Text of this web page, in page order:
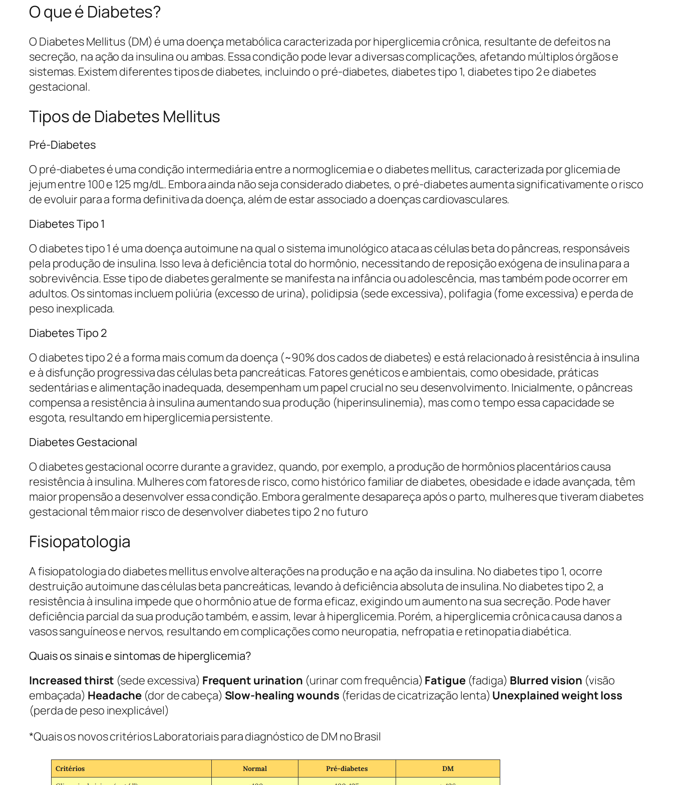
O que é Diabetes?
O Diabetes Mellitus (DM) é uma doença metabólica caracterizada por hiperglicemia crônica, resultante de defeitos na
secreção, na ação da insulina ou ambas. Essa condição pode levar a diversas complicações, afetando múltiplos órgãos e
sistemas. Existem diferentes tipos de diabetes, incluindo o pré-diabetes, diabetes tipo 1, diabetes tipo 2 e diabetes
gestacional.
Tipos de Diabetes Mellitus
Pré-Diabetes
O pré-diabetes é uma condição intermediária entre a normoglicemia e o diabetes mellitus, caracterizada por glicemia de
jejum entre 100 e 125 mg/dL. Embora ainda não seja considerado diabetes, o pré-diabetes aumenta significativamente o risco
de evoluir para a forma definitiva da doença, além de estar associado a doenças cardiovasculares.
Diabetes Tipo 1
O diabetes tipo 1 é uma doença autoimune na qual o sistema imunológico ataca as células beta do pâncreas, responsáveis
pela produção de insulina. Isso leva à deficiência total do hormônio, necessitando de reposição exógena de insulina para a
sobrevivência. Esse tipo de diabetes geralmente se manifesta na infância ou adolescência, mas também pode ocorrer em
adultos. Os sintomas incluem poliúria (excesso de urina), polidipsia (sede excessiva), polifagia (fome excessiva) e perda de
peso inexplicada.
Diabetes Tipo 2
O diabetes tipo 2 é a forma mais comum da doença (~90% dos cados de diabetes) e está relacionado à resistência à insulina
e à disfunção progressiva das células beta pancreáticas. Fatores genéticos e ambientais, como obesidade, práticas
sedentárias e alimentação inadequada, desempenham um papel crucial no seu desenvolvimento. Inicialmente, o pâncreas
compensa a resistência à insulina aumentando sua produção (hiperinsulinemia), mas com o tempo essa capacidade se
esgota, resultando em hiperglicemia persistente.
Diabetes Gestacional
O diabetes gestacional ocorre durante a gravidez, quando, por exemplo, a produção de hormônios placentários causa
resistência à insulina. Mulheres com fatores de risco, como histórico familiar de diabetes, obesidade e idade avançada, têm
maior propensão a desenvolver essa condição. Embora geralmente desapareça após o parto, mulheres que tiveram diabetes
gestacional têm maior risco de desenvolver diabetes tipo 2 no futuro
Fisiopatologia
A fisiopatologia do diabetes mellitus envolve alterações na produção e na ação da insulina. No diabetes tipo 1, ocorre
destruição autoimune das células beta pancreáticas, levando à deficiência absoluta de insulina. No diabetes tipo 2, a
resistência à insulina impede que o hormônio atue de forma eficaz, exigindo um aumento na sua secreção. Pode haver
deficiência parcial da sua produção também, e assim, levar à hiperglicemia. Porém, a hiperglicemia crônica causa danos a
vasos sanguíneos e nervos, resultando em complicações como neuropatia, nefropatia e retinopatia diabética.
Quais os sinais e sintomas de hiperglicemia?
Increased thirst (sede excessiva) Frequent urination (urinar com frequência) Fatigue(fadiga) Blurred vision (visão
embaçada) Headache (dor de cabeça) Slow-healing wounds (feridas de cicatrização lenta) Unexplained weight loss
(perda de peso inexplicável)
*Quais os novos critérios Laboratoriais para diagnóstico de DM no Brasil